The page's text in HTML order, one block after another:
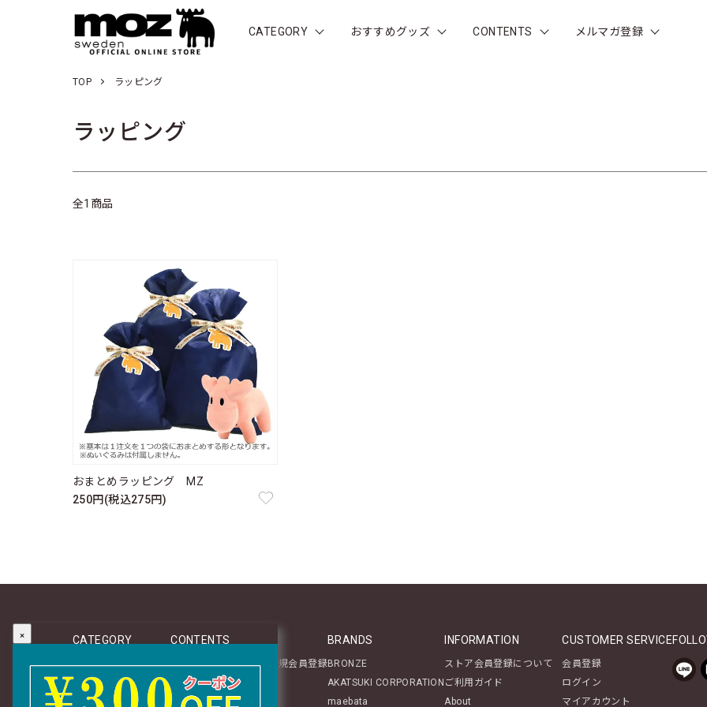
CATEGORY おすすめグッズ CONTENTS メルマガ登録
TOP ラッピング
ラッピング
全1商品
おまとめラッピング MZ
250円(税込275円)
CATEGORY
新商品
テーブルウェア
ステーショナリー
CONTENTS
マイページログイン／新規会員登録
About
レビュー投稿のご案内
BRANDS
BRONZE
AKATSUKI CORPORATION
maebata
INFORMATION
ストア会員登録について
ご利用ガイド
About
CUSTOMER SERVICE
会員登録
ログイン
マイアカウント
×